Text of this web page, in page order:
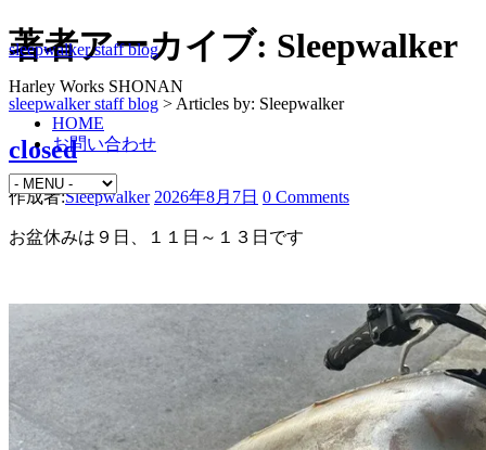
sleepwalker staff blog
Harley Works SHONAN
HOME
お問い合わせ
著者アーカイブ: Sleepwalker
sleepwalker staff blog > Articles by: Sleepwalker
closed
作成者:Sleepwalker 2026年8月7日 0 Comments
お盆休みは９日、１１日～１３日です